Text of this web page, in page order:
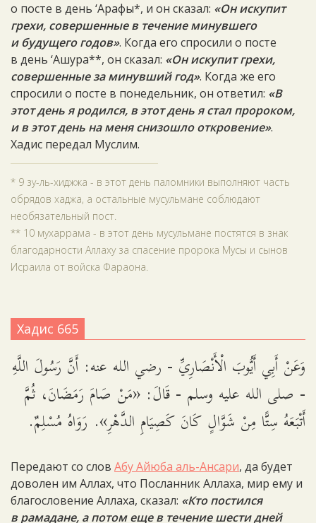
о посте в день ‘Арафы*, и он сказал: «Он искупит
грехи, совершенные в течение минувшего
и будущего годов». Когда его спросили о посте
в день ‘Ашура**, он сказал: «Он искупит грехи,
совершенные за минувший год». Когда же его
спросили о посте в понедельник, он ответил: «В
этот день я родился, в этот день я стал пророком,
и в этот день на меня снизошло откровение».
Хадис передал Муслим.
* 9 зу-ль-хиджжа - в этот день паломники выполняют часть
обрядов хаджа, а остальные мусульмане соблюдают
необязательный пост.
** 10 мухаррама - в этот день мусульмане постятся в знак
благодарности Аллаху за спасение пророка Мусы и сынов
Исраила от войска Фараона.
Хадис 665
وَعَنْ أَبِي أَيُّوبَ الْأَنْصَارِيِّ - رضي الله عنه: أَنَّ رَسُولَ اللَّهِ
- صلى الله عليه وسلم - قَالَ: «مَنْ صَامَ رَمَضَانَ، ثُمَّ
أَتْبَعَهُ سِتًّا مِنْ شَوَّالٍ كَانَ كَصِيَامِ الدَّهْرِ». رَوَاهُ مُسْلِمٌ.
Передают со слов Абу Айюба аль-Ансари, да будет
доволен им Аллах, что Посланник Аллаха, мир ему и
благословение Аллаха, сказал: «Кто постился
в рамадане, а потом еще в течение шести дней